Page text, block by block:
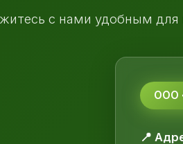
с нами удобным для
ООО
📍